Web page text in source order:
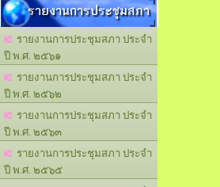
รายงานการประชุมสภา
รายงานการประชุมสภา ประจำ
ปี พ.ศ. ๒๕๖๑
รายงานการประชุมสภา ประจำ
ปี พ.ศ. ๒๕๖๒
รายงานการประชุมสภา ประจำ
ปี พ.ศ. ๒๕๖๓
รายงานการประชุมสภา ประจำ
ปี พ.ศ. ๒๕๖๕